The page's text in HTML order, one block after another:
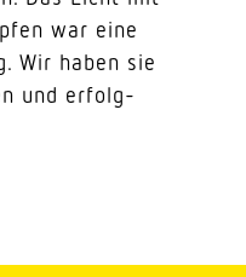
war eine
Wir haben sie
und erfolg­